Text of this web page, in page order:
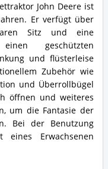
John Deere ist
Er verfügt über
Sitz und eine
geschützten
und flüsterleise
Zubehör wie
und Überrollbügel
öffnen und weiteres
um die Fantasie der
Bei der Benutzung
Erwachsenen